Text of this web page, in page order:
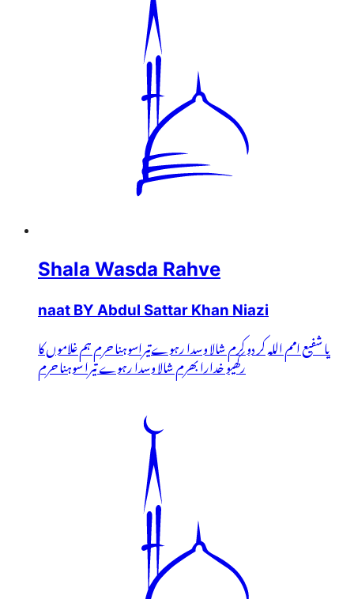
Shala Wasda Rahve
naat BY Abdul Sattar Khan Niazi
یا شفیع امم اللہ کر دو کرم شالا وسدا رہوےتیراسوہنا حرم ہم غلاموں کا
رکھیو خدارا بھرم شالا وسدا رہوے تیرا سوہنا حرم